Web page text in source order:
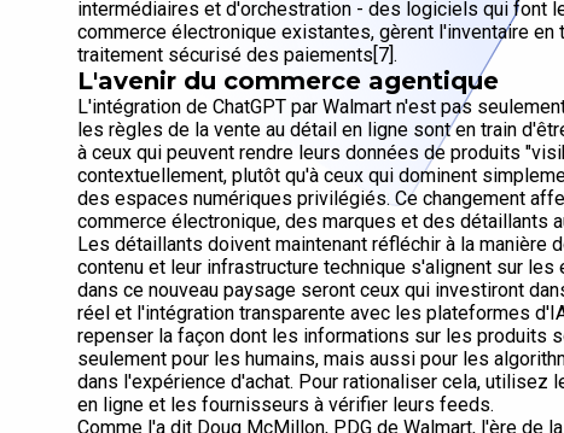
intermédiaires et d'orchestration - des logiciels qui font
commerce électronique existantes, gèrent l'inventaire
traitement sécurisé des paiements[7].
L'avenir du commerce agentique
L'intégration de ChatGPT par Walmart n'est pas
les règles de la vente au détail en ligne sont en train
à ceux qui peuvent rendre leurs données de produits
contextuellement, plutôt qu'à ceux qui dominent
des espaces numériques privilégiés. Ce changement
commerce électronique, des marques et des détaillants
Les détaillants doivent maintenant réfléchir à la manière
contenu et leur infrastructure technique s'alignent sur
dans ce nouveau paysage seront ceux qui investiront
réel et l'intégration transparente avec les plateformes
repenser la façon dont les informations sur les produits
seulement pour les humains, mais aussi pour les
dans l'expérience d'achat. Pour rationaliser cela, utilisez
en ligne et les fournisseurs à vérifier leurs feeds.
Comme l'a dit Doug McMillon, PDG de Walmart, l'ère de